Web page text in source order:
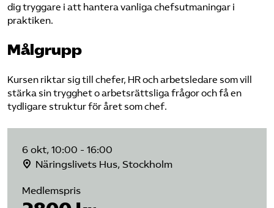
dig tryggare i att hantera vanliga chefsutmaningar i
praktiken.
Målgrupp
Kursen riktar sig till chefer, HR och arbetsledare som vill
stärka sin trygghet o arbetsrättsliga frågor och få en
tydligare struktur för året som chef.
6 okt, 10:00 - 16:00
Näringslivets Hus, Stockholm
Medlemspris